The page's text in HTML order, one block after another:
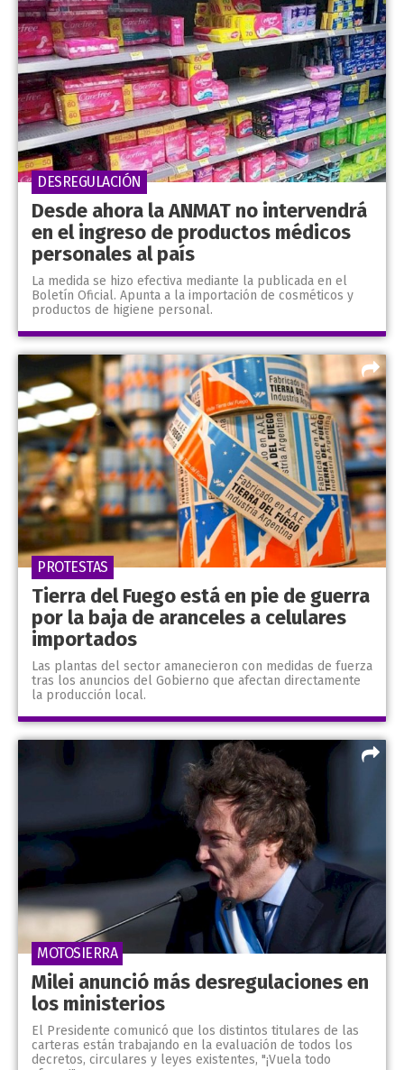
Desde ahora la ANMAT no intervendrá
en el ingreso de productos médicos
personales al país
La medida se hizo efectiva mediante la publicada en el
Boletín Oficial. Apunta a la importación de cosméticos y
productos de higiene personal.
DESREGULACIÓN
Tierra del Fuego está en pie de guerra
por la baja de aranceles a celulares
importados
Las plantas del sector amanecieron con medidas de fuerza
tras los anuncios del Gobierno que afectan directamente
la producción local.
PROTESTAS
Milei anunció más desregulaciones en
los ministerios
El Presidente comunicó que los distintos titulares de las
carteras están trabajando en la evaluación de todos los
decretos, circulares y leyes existentes, "¡Vuela todo
MOTOSIERRA